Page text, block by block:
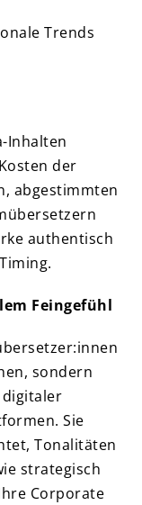
Trends
Inhalten
der
abgestimmten
authentisch
Feingefühl
sondern
digitaler
Sie
Tonalitäten
strategisch
Corporate